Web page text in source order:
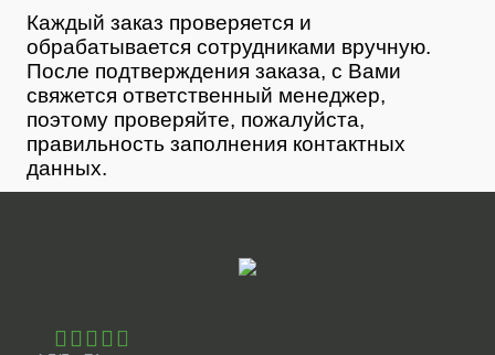
Каждый заказ проверяется и
обрабатывается сотрудниками вручную.
После подтверждения заказа, с Вами
свяжется ответственный менеджер,
поэтому проверяйте, пожалуйста,
правильность заполнения контактных
данных.